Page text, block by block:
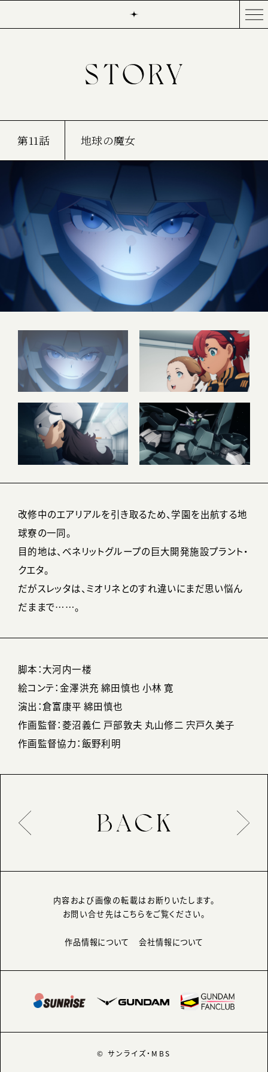
第11話 地球の魔女
改修中のエアリアルを引き取るため、学園を出航する地
球寮の一同。
目的地は、ベネリットグループの巨大開発施設プラント・
クエタ。
だがスレッタは、ミオリネとのすれ違いにまだ思い悩ん
だままで……。
脚本：大河内一楼
絵コンテ：金澤洪充 綿田慎也 小林 寛
演出：倉富康平 綿田慎也
作画監督：菱沼義仁 戸部敦夫 丸山修二 宍戸久美子
作画監督協力：飯野利明
内容および画像の転載はお断りいたします。
お問い合せ先はこちらをご覧ください。
作品情報について 会社情報について
© サンライズ・MBS